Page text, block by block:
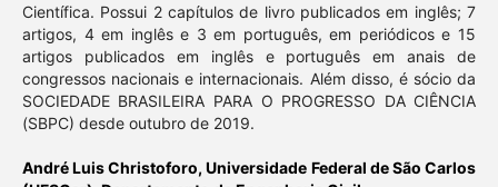
Científica. Possui 2 capítulos de livro publicados em inglês; 7
artigos, 4 em inglês e 3 em português, em periódicos e 15
artigos publicados em inglês e português em anais de
congressos nacionais e internacionais. Além disso, é sócio da
SOCIEDADE BRASILEIRA PARA O PROGRESSO DA CIÊNCIA
(SBPC) desde outubro de 2019.
André Luis Christoforo,Universidade Federal de São Carlos